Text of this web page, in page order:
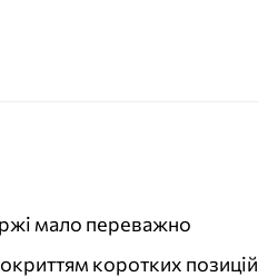
мало переважно
коротких позицій